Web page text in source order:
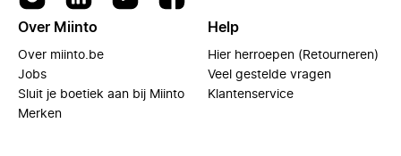
Over Miinto
Over miinto.be
Jobs
Sluit je boetiek aan bij Miinto
Merken
Help
Hier herroepen (Retourneren)
Veel gestelde vragen
Klantenservice